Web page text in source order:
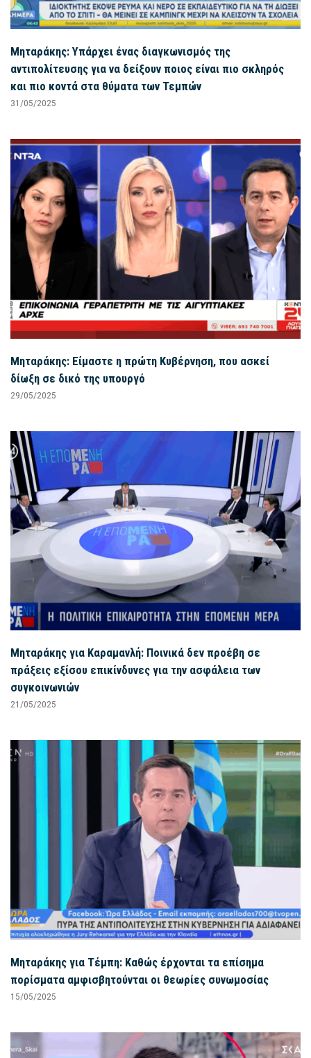
Μηταράκης: Υπάρχει ένας διαγκωνισμός της
αντιπολίτευσης για να δείξουν ποιος είναι πιο σκληρός
και πιο κοντά στα θύματα των Τεμπών
31/05/2025
Μηταράκης: Είμαστε η πρώτη Κυβέρνηση, που ασκεί
δίωξη σε δικό της υπουργό
29/05/2025
Μηταράκης για Καραμανλή: Ποινικά δεν προέβη σε
πράξεις εξίσου επικίνδυνες για την ασφάλεια των
συγκοινωνιών
21/05/2025
Μηταράκης για Τέμπη: Καθώς έρχονται τα επίσημα
πορίσματα αμφισβητούνται οι θεωρίες συνωμοσίας
15/05/2025